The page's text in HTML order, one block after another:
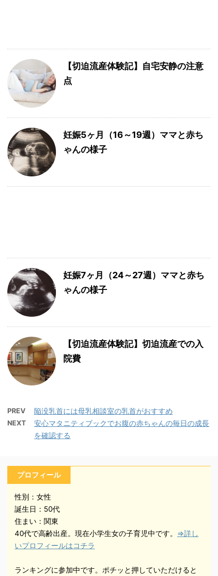
【切迫流産体験記】自宅安静の注意
点
妊娠5ヶ月（16～19週）ママと赤ち
ゃんの様子
妊娠7ヶ月（24～27週）ママと赤ち
ゃんの様子
【切迫流産体験記】切迫流産での入
院費
PREV 陥没乳首には母乳相談室の乳首がおすすめ
NEXT
安心マタニティブックでお腹の赤ちゃんの毎日の成長
を確認する
プロフィール
性別：女性
誕生日：50代
住まい：関東
40代で高齢出産。現在小学生女の子育児中です。 ⇒詳し
いプロフィールはコチラ
ランキングに参加中です。ポチッと押していただけると